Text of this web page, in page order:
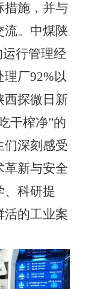
措施，并与
流。中煤陕
运行管理经
厂92%以
西探微日新
干榨净”的
们深刻感受
革新与安全
、科研提
活的工业案